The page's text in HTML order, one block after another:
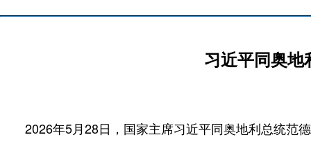
习近平同奥地
2026年5月28日，国家主席习近平同奥地利总统范